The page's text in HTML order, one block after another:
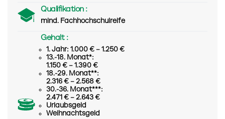
Qualifikation :
mind. Fachhochschulreife
Gehalt :
1. Jahr: 1.000 € – 1.250 €
13.-18. Monat*:
1.150 € – 1.390 €
18.-29. Monat**:
2.316 € – 2.568 €
30.-36. Monat***:
2.471 € – 2.643 €
Urlaubsgeld
Weihnachtsgeld